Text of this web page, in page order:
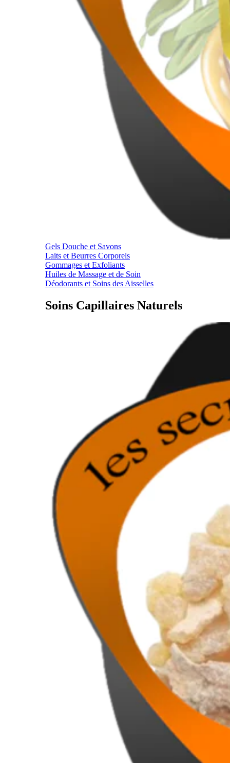
Gels Douche et Savons
Laits et Beurres Corporels
Gommages et Exfoliants
Huiles de Massage et de Soin
Déodorants et Soins des Aisselles
Soins Capillaires Naturels